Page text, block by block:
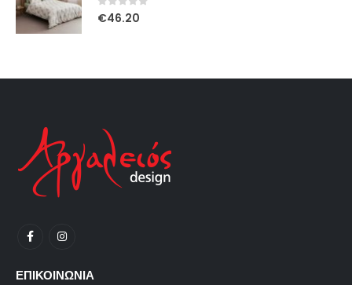
0out of 5
€46.20
ΕΠΙΚΟΙΝΩΝΙΑ